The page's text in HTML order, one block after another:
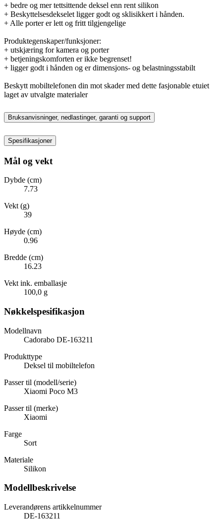
+ bedre og mer tettsittende deksel enn rent silikon
+ Beskyttelsesdekselet ligger godt og sklisikkert i hånden.
+ Alle porter er lett og fritt tilgjengelige
Produktegenskaper/funksjoner:
+ utskjæring for kamera og porter
+ betjeningskomforten er ikke begrenset!
+ ligger godt i hånden og er dimensjons- og belastningsstabilt
Beskytt mobiltelefonen din mot skader med dette fasjonable etuiet
laget av utvalgte materialer
Bruksanvisninger, nedlastinger, garanti og support
Spesifikasjoner
Mål og vekt
Dybde (cm)
7.73
Vekt (g)
39
Høyde (cm)
0.96
Bredde (cm)
16.23
Vekt ink. emballasje
100,0 g
Nøkkelspesifikasjon
Modellnavn
Cadorabo DE-163211
Produkttype
Deksel til mobiltelefon
Passer til (modell/serie)
Xiaomi Poco M3
Passer til (merke)
Xiaomi
Farge
Sort
Materiale
Silikon
Modellbeskrivelse
Leverandørens artikkelnummer
DE-163211